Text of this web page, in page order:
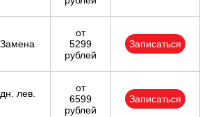
от
5299
рублей
Записаться
лев.
от
6599
рублей
Записаться